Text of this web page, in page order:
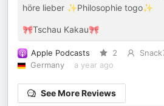
höre lieber ✨Philosophie togo✨
🎀Tschau Kakau🎀
Apple Podcasts 2
Germany
a year ago
See More Reviews